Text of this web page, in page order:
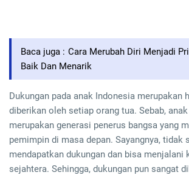
Baca juga : Cara Merubah Diri Menjadi
Baik Dan Menarik
Dukungan pada anak Indonesia merupakan
diberikan oleh setiap orang tua. Sebab,
merupakan generasi penerus bangsa yang
pemimpin di masa depan. Sayangnya, tidak
mendapatkan dukungan dan bisa menjalani
sejahtera. Sehingga, dukungan pun sangat